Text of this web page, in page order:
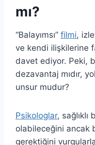
mı?
“Balayımsı” filmi,
ve kendi ilişkilerine
davet ediyor. Peki,
dezavantaj mıdır,
unsur mudur?
Psikologlar, sağlıklı
olabileceğini ancak
gerektiğini